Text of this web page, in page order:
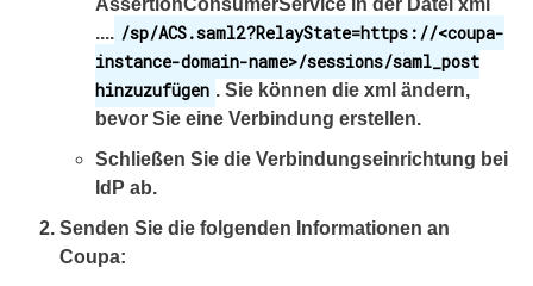
AssertionConsumerService in der Datei xml
.... /sp/ACS.saml2?RelayState=https://<coupa-
instance-domain-name>/sessions/saml_post
hinzuzufügen . Sie können die xml ändern,
bevor Sie eine Verbindung erstellen.
Schließen Sie die Verbindungseinrichtung bei
IdP ab.
Senden Sie die folgenden Informationen an
Coupa: